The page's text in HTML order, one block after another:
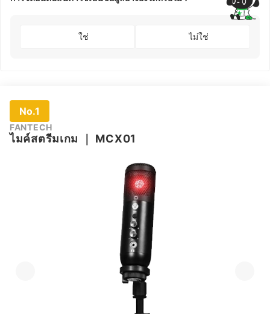
ใช่ ไม่ใช่
No.1
FANTECH
ไมค์สตรีมเกม ｜ MCX01